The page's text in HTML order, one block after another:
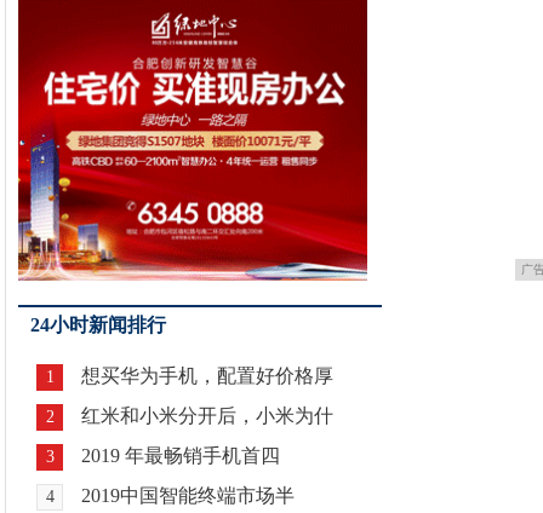
广
24小时新闻排行
1 想买华为手机，配置好价格厚
2 红米和小米分开后，小米为什
3 2019 年最畅销手机首四
4 2019中国智能终端市场半